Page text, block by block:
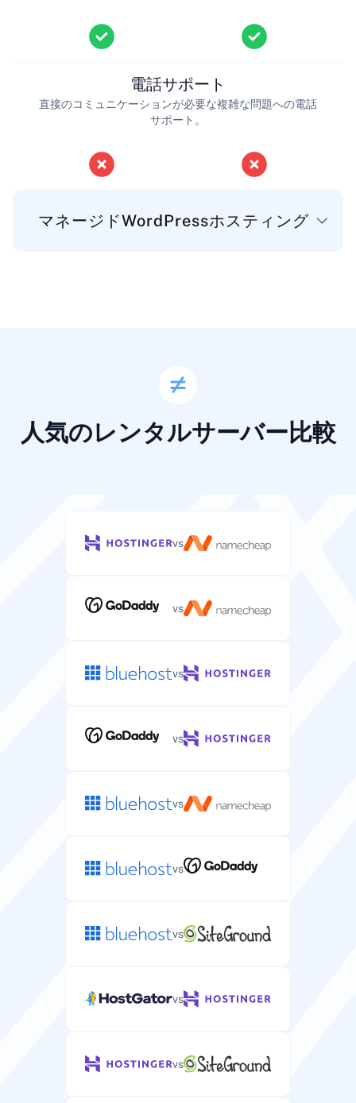
電話サポート
直接のコミュニケーションが必要な複雑な問題への電話
サポート。
マネージドWordPressホスティング
無制限
ージ容量。
10-100 GB
無制限 無制限
other
WordPressホスティングアカウントとファイルを管理す
このプランでホスティングできるWordPressサイト数。
Linux
OS
Linux
WordPressパフォーマンスに最適化されたWebサーバー
セキュリティとSEO向上のためのWordPressサイト専用
人気のレンタルサーバー比較
vs
vs
vs
vs
vs
vs
vs
vs
vs